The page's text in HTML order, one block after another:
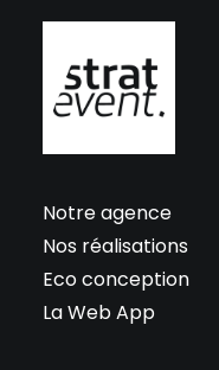
Notre agence
Nos réalisations
Eco conception
La Web App